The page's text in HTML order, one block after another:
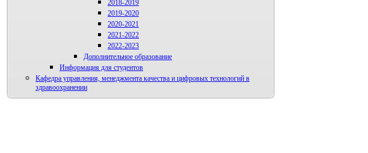
2018-2019
2019-2020
2020-2021
2021-2022
2022-2023
Дополнительное образование
Информация для студентов
Кафедра управления, менеджмента качества и цифровых технологий в
здравоохранении